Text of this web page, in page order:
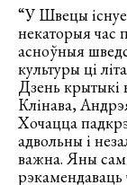
“У Швецы
некаторыя час
асноўныя
культуры ці
Дзень крытыкі
Клінава,
Хочацца
адвольны і
важна. Яны
рэкамендаваць